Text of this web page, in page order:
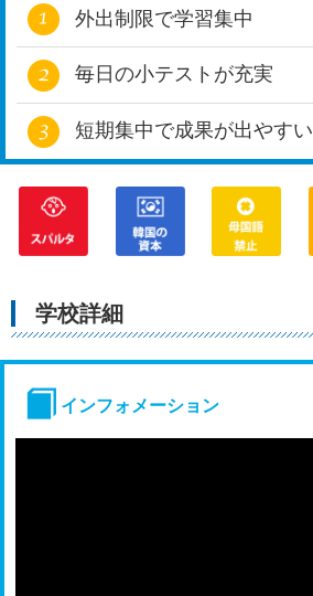
外出制限で学習集中
毎日の小テストが充実
短期集中で成果が出やすい
学校詳細
インフォメーション